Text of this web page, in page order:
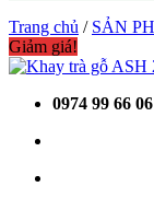
Trang chủ / SẢN
Giảm giá!
0974 99 66 06